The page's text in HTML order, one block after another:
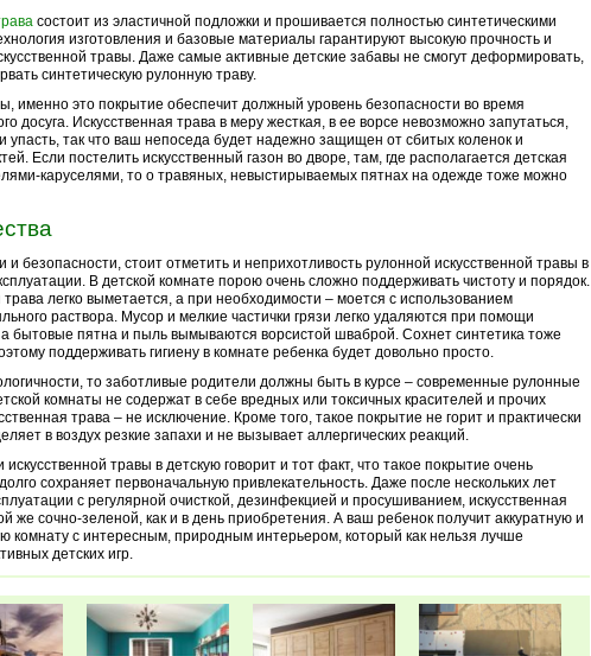
состоит из эластичной подложки и прошивается полностью синтетическими
изготовления и базовые материалы гарантируют высокую прочность и
травы. Даже самые активные детские забавы не смогут деформировать,
синтетическую рулонную траву.
именно это покрытие обеспечит должный уровень безопасности во время
досуга. Искусственная трава в меру жесткая, в ее ворсе невозможно запутаться,
упасть, так что ваш непоседа будет надежно защищен от сбитых коленок и
Если постелить искусственный газон во дворе, там, где располагается детская
каруселями, то о травяных, невыстирываемых пятнах на одежде тоже можно
и безопасности, стоит отметить и неприхотливость рулонной искусственной травы в
В детской комнате порою очень сложно поддерживать чистоту и порядок.
трава легко выметается, а при необходимости – моется с использованием
раствора. Мусор и мелкие частички грязи легко удаляются при помощи
бытовые пятна и пыль вымываются ворсистой шваброй. Сохнет синтетика тоже
поддерживать гигиену в комнате ребенка будет довольно просто.
то заботливые родители должны быть в курсе – современные рулонные
комнаты не содержат в себе вредных или токсичных красителей и прочих
трава – не исключение. Кроме того, такое покрытие не горит и практически
в воздух резкие запахи и не вызывает аллергических реакций.
искусственной травы в детскую говорит и тот факт, что такое покрытие очень
сохраняет первоначальную привлекательность. Даже после нескольких лет
с регулярной очисткой, дезинфекцией и просушиванием, искусственная
же сочно-зеленой, как и в день приобретения. А ваш ребенок получит аккуратную и
комнату с интересным, природным интерьером, который как нельзя лучше
детских игр.